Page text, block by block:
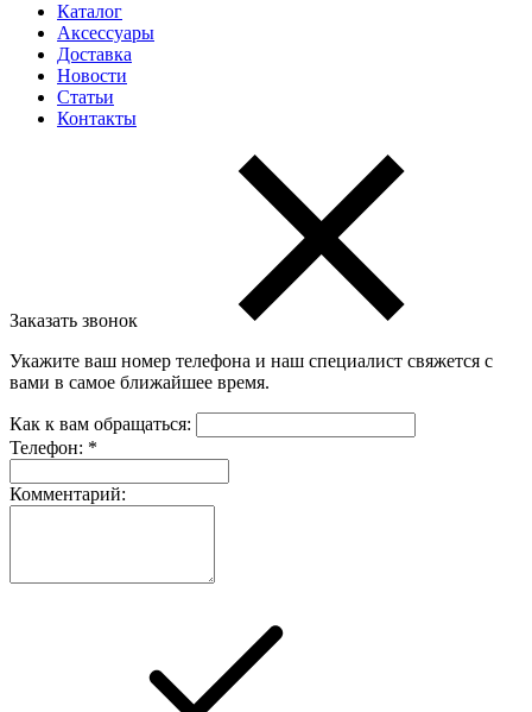
Каталог
Аксессуары
Доставка
Новости
Статьи
Контакты
Заказать звонок
Укажите ваш номер телефона и наш специалист свяжется с
вами в самое ближайшее время.
Как к вам обращаться:
Телефон: *
Комментарий: